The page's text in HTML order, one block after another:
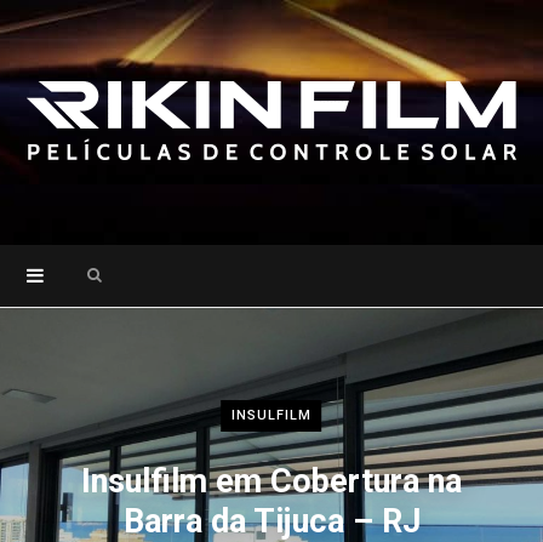
INSULFILM
Insulfilm em Cobertura na
Barra da Tijuca – RJ